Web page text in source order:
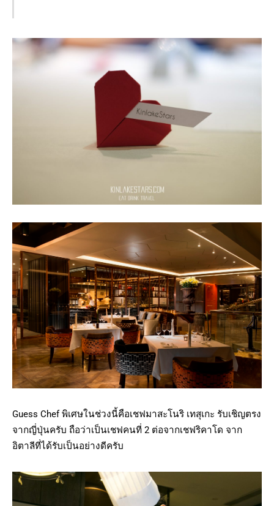
Guess Chef พิเศษในช่วงนี้คือเชฟมาสะโนริ เทสุเกะ รับเชิญตรง
จากญี่ปุ่นครับ ถือว่าเป็นเชฟคนที่ 2 ต่อจากเชฟริคาโด จาก
อิตาลีที่ได้รับเป็นอย่างดีครับ